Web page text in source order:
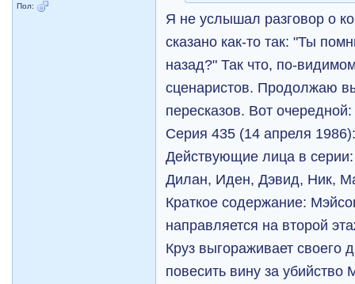
Пол:
Я не услышал разговор о
сказано как-то так: "Ты
назад?" Так что, по-
сценаристов. Продолжаю
пересказов. Вот очередной:
Серия 435 (14 апреля
Действующие лица в
Дилан, Иден, Дэвид, Ник,
Краткое содержание:
направляется на второй
Круз выгораживает своего
повесить вину за убийство